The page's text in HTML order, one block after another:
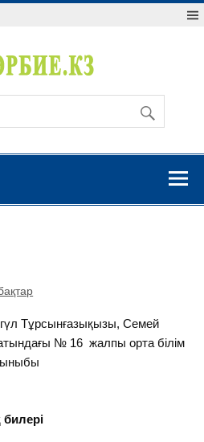
Тұрсынғазықызы, Семей
№ 16 жалпы орта білім
билері